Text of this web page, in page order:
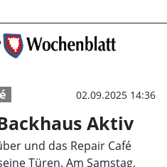
Repair Café im
02.09.2025 14:36
Aktiv
und das Repair Café
Türen. Am Samstag,